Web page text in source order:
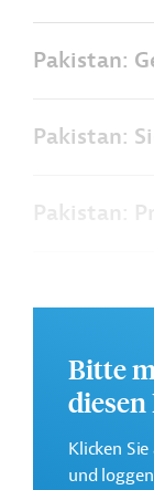
Pakistan:
Pakistan:
Pakistan:
Pakistan:
Pakistan:
Bitte
Klicken
und